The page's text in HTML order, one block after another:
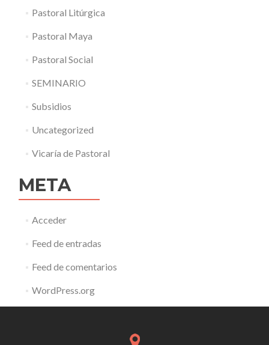
Pastoral Litúrgica
Pastoral Maya
Pastoral Social
SEMINARIO
Subsidios
Uncategorized
Vicaría de Pastoral
META
Acceder
Feed de entradas
Feed de comentarios
WordPress.org